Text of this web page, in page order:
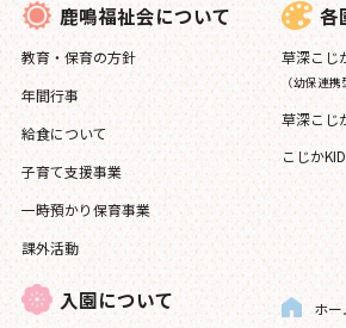
鹿鳴福祉会について
教育・保育の方針
年間行事
給食について
子育て支援事業
一時預かり保育事業
課外活動
各
草深こじ
（幼保連
草深こじ
こじか
入園について
ホー